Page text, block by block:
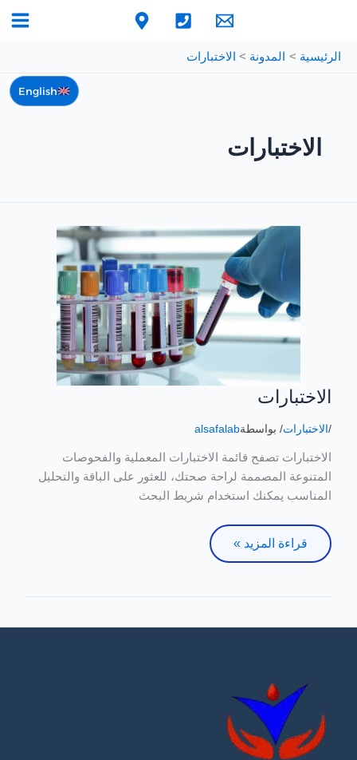
English
الرئيسية المدونة الاختبارات
الاختبارات
الاختبارات
/الاختبارات/ بواسطةalsafalab
الاختبارات تصفح قائمة الاختبارات المعملية والفحوصات
المتنوعة المصممة لراحة صحتك، للعثور على الباقة والتحليل
المناسب يمكنك استخدام شريط البحث
قراءة المزيد »